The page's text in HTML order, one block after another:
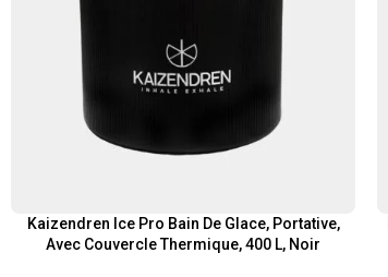
Kaizendren Ice Pro Bain De Glace, Portative,
Avec Couvercle Thermique, 400 L, Noir